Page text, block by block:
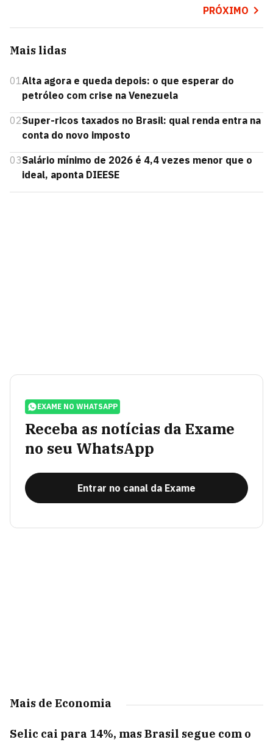
PRÓXIMO
Mais lidas
01Alta agora e queda depois: o que esperar do
petróleo com crise na Venezuela
02Super-ricos taxados no Brasil: qual renda entra na
conta do novo imposto
03Salário mínimo de 2026 é 4,4 vezes menor que o
ideal, aponta DIEESE
EXAME NO WHATSAPP
Receba as notícias da Exame
no seu WhatsApp
Entrar no canal da Exame
Mais de Economia
Selic cai para 14%, mas Brasil segue com o